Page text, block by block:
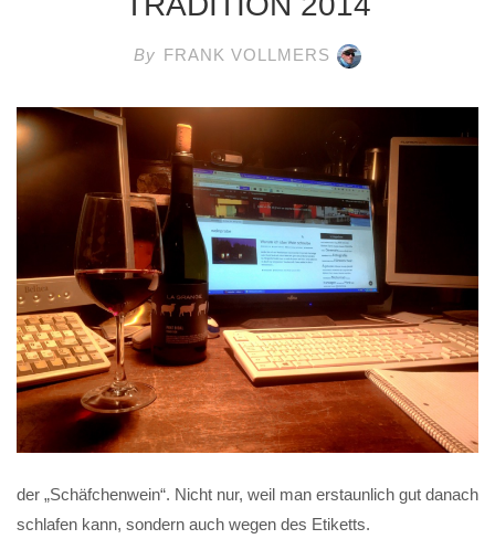
By FRANK VOLLMERS
der „Schäfchenwein“. Nicht nur, weil man erstaunlich gut danach
schlafen kann, sondern auch wegen des Etiketts.